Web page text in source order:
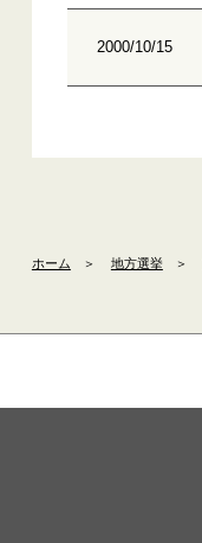
2000/10/15
ホーム ＞ 地方選挙 ＞